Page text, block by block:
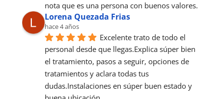
nota que es una persona con buenos valores.
Lorena Quezada Frias
hace 4 años
Excelente trato de todo el
personal desde que llegas.Explica súper bien
el tratamiento, pasos a seguir, opciones de
tratamientos y aclara todas tus
dudas.Instalaciones en súper buen estado y